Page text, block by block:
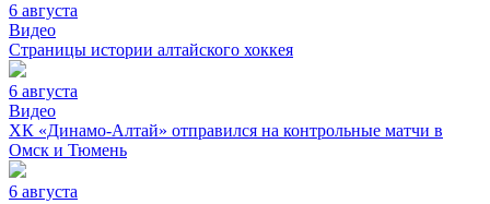
6 августа
Видео
Страницы истории алтайского хоккея
6 августа
Видео
ХК «Динамо-Алтай» отправился на контрольные матчи в
Омск и Тюмень
6 августа